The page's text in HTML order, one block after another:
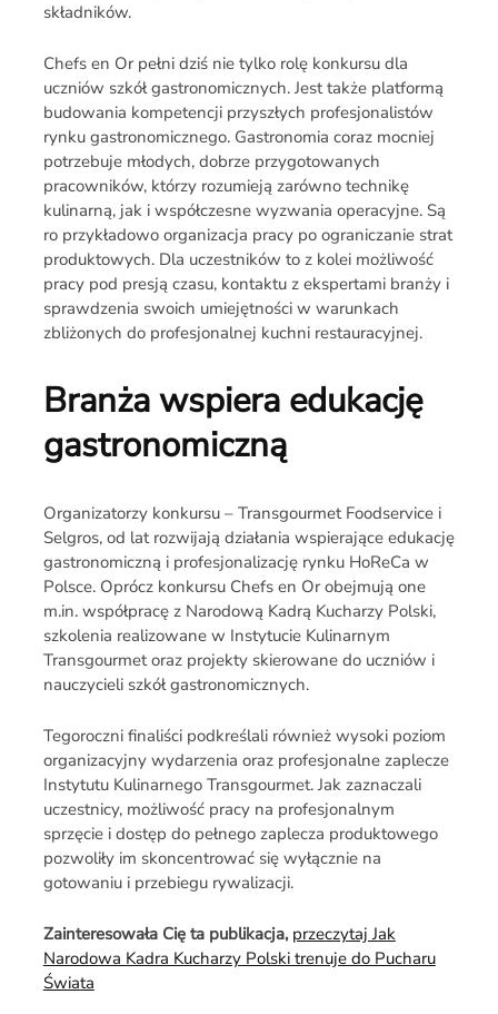
składników.
Chefs en Or pełni dziś nie tylko rolę konkursu dla
uczniów szkół gastronomicznych. Jest także platformą
budowania kompetencji przyszłych profesjonalistów
rynku gastronomicznego. Gastronomia coraz mocniej
potrzebuje młodych, dobrze przygotowanych
pracowników, którzy rozumieją zarówno technikę
kulinarną, jak i współczesne wyzwania operacyjne. Są
ro przykładowo organizacja pracy po ograniczanie strat
produktowych. Dla uczestników to z kolei możliwość
pracy pod presją czasu, kontaktu z ekspertami branży i
sprawdzenia swoich umiejętności w warunkach
zbliżonych do profesjonalnej kuchni restauracyjnej.
Branża wspiera edukację
gastronomiczną
Organizatorzy konkursu – Transgourmet Foodservice i
Selgros, od lat rozwijają działania wspierające edukację
gastronomiczną i profesjonalizację rynku HoReCa w
Polsce. Oprócz konkursu Chefs en Or obejmują one
m.in. współpracę z Narodową Kadrą Kucharzy Polski,
szkolenia realizowane w Instytucie Kulinarnym
Transgourmet oraz projekty skierowane do uczniów i
nauczycieli szkół gastronomicznych.
Tegoroczni finaliści podkreślali również wysoki poziom
organizacyjny wydarzenia oraz profesjonalne zaplecze
Instytutu Kulinarnego Transgourmet. Jak zaznaczali
uczestnicy, możliwość pracy na profesjonalnym
sprzęcie i dostęp do pełnego zaplecza produktowego
pozwoliły im skoncentrować się wyłącznie na
gotowaniu i przebiegu rywalizacji.
Zainteresowała Cię ta publikacja, przeczytaj Jak
Narodowa Kadra Kucharzy Polski trenuje do Pucharu
Świata